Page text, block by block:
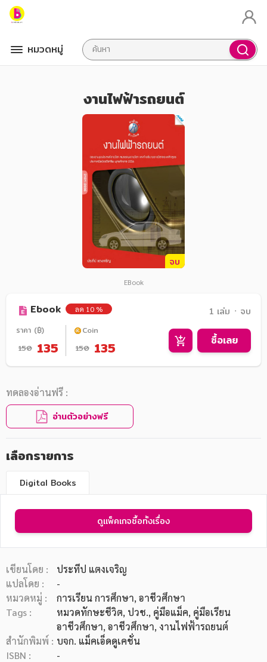
หมวดหมู่
หมวดหมู่หนังสือ
งานไฟฟ้ารถยนต์
จบ
EBook
Ebook ลด 10 % 1 เล่ม ᛫ จบ
ราคา (฿)
150 135
Coin
150 135 ซื้อเลย
ทดลองอ่านฟรี :
อ่านตัวอย่างฟรี
เลือกรายการ
Digital Books
ดูแพ็คเกจซื้อทั้งเรื่อง
เขียนโดย :
ประทีป แตงเจริญ
แปลโดย :
-
หมวดหมู่ :
การเรียน การศึกษา, อาชีวศึกษา
Tags :
หมวดทักษะชีวิต, ปวช., คู่มือแม็ค, คู่มือเรียน
อาชีวศึกษา, อาชีวศึกษา, งานไฟฟ้ารถยนต์
สำนักพิมพ์ : บจก. แม็คเอ็ดดูเคชั่น
ISBN :
-